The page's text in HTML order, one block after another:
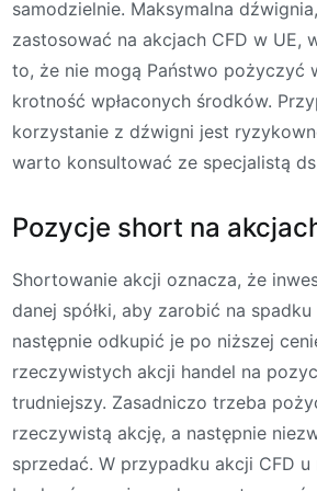
samodzielnie. Maksymalna
zastosować na akcjach CFD w UE,
to, że nie mogą Państwo pożyczyć
krotność wpłaconych środków.
korzystanie z dźwigni jest
warto konsultować ze specjalistą
Pozycje short na
Shortowanie akcji oznacza, że
danej spółki, aby zarobić na spadku
następnie odkupić je po niższej
rzeczywistych akcji handel na
trudniejszy. Zasadniczo trzeba
rzeczywistą akcję, a następnie
sprzedać. W przypadku akcji CFD